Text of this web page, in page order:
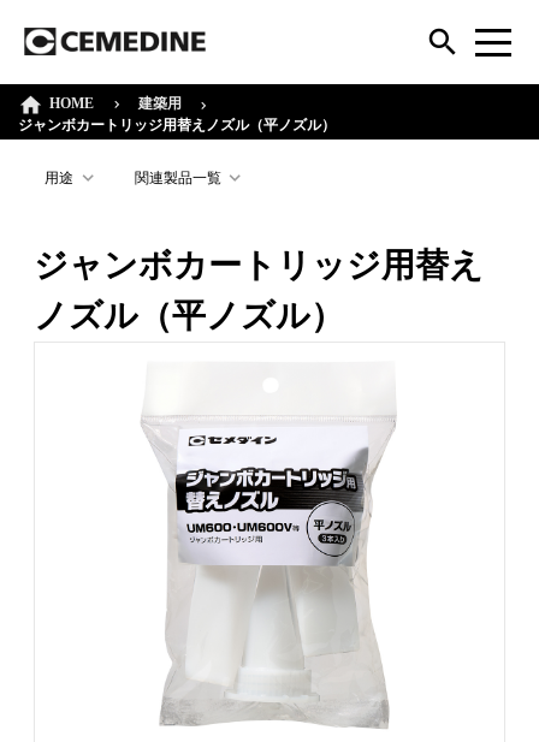
HOME
建築用
ジャンボカートリッジ用替えノズル（平ノズル）
用途 関連製品一覧
ジャンボカートリッジ用替え
ノズル（平ノズル）